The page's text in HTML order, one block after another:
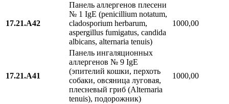
17.21.A42
Панель аллергенов плесени
№ 1 IgE (penicillium notatum,
cladosporium herbarum,
aspergillus fumigatus, candida
albicans, alternaria tenuis)
1000,00
17.21.A41
Панель ингаляционных
аллергенов № 9 IgE
(эпителий кошки, перхоть
собаки, овсяница луговая,
плесневый гриб (Alternaria
tenuis), подорожник)
1000,00